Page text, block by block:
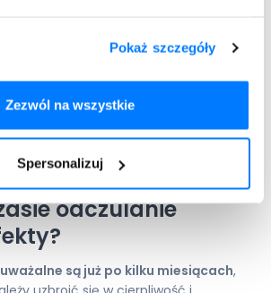
Pokaż szczegóły
Zezwól na wszystkie
Spersonalizuj
Doustnie można odczulać się
jak i okołosezonowo, czyli
kilka miesięcy przed okresem
w okresie pylenia.
odczulanie
są już po kilku miesiącach,